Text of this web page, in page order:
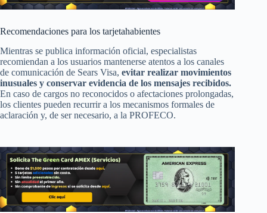
Recomendaciones para los tarjetahabientes
Mientras se publica información oficial, especialistas
recomiendan a los usuarios mantenerse atentos a los canales
de comunicación de Sears Visa, evitar realizar movimientos
inusuales y conservar evidencia de los mensajes recibidos.
En caso de cargos no reconocidos o afectaciones prolongadas,
los clientes pueden recurrir a los mecanismos formales de
aclaración y, de ser necesario, a la PROFECO.